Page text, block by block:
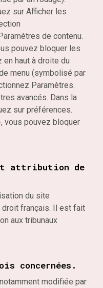
sur Afficher les
de contenu.
pouvez bloquer les
en haut à droite du
menu (symbolisé par
Paramètres.
avancés. Dans la
sur préférences.
vous pouvez bloquer
attribution de
du site
français. Il est fait
aux tribunaux
concernées.
modifiée par